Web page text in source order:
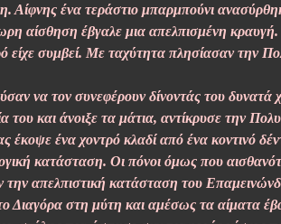
Αίφνης ένα τεράστιο μπαρμπούνι
αίσθηση έβγαλε μια απελπισμένη κραυγή.
είχε συμβεί. Με ταχύτητα πλησίασαν την
να τον συνεφέρουν δίνοντάς του δυνατά
και άνοιξε τα μάτια, αντίκρυσε την
έκοψε ένα χοντρό κλαδί από ένα κοντινό
κατάσταση. Οι πόνοι όμως που
την απελπιστική κατάσταση του
Διαγόρα στη μύτη και αμέσως τα αίματα